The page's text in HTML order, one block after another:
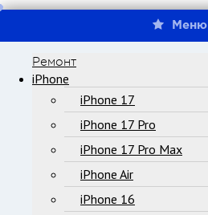
Меню
Ремонт
iPhone
iPhone 17
iPhone 17 Pro
iPhone 17 Pro Max
iPhone Air
iPhone 16